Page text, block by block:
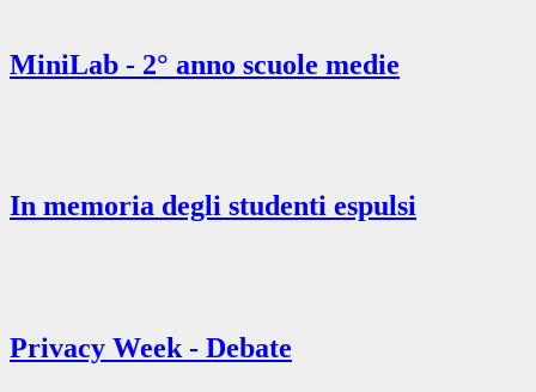
MiniLab - 2° anno scuole medie
In memoria degli studenti espulsi
Privacy Week - Debate